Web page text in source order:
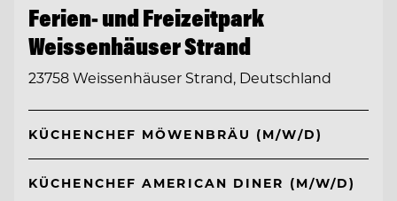
Ferien- und Freizeitpark
Weissenhäuser Strand
23758 Weissenhäuser Strand, Deutschland
KÜCHENCHEF MÖWENBRÄU (M/W/D)
KÜCHENCHEF AMERICAN DINER (M/W/D)